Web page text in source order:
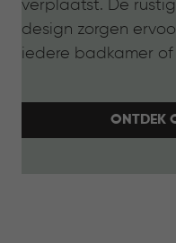
verplaatst. De
design zorgen
iedere badkamer of
ONTDEK